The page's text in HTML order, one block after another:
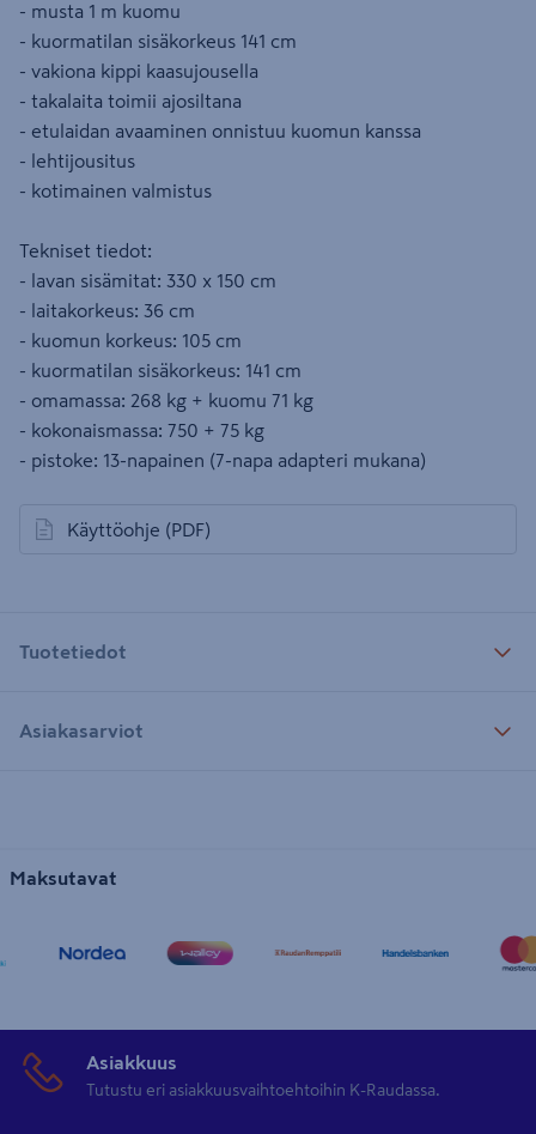
- musta 1 m kuomu
- kuormatilan sisäkorkeus 141 cm
- vakiona kippi kaasujousella
- takalaita toimii ajosiltana
- etulaidan avaaminen onnistuu kuomun kanssa
- lehtijousitus
- kotimainen valmistus
Tekniset tiedot:
- lavan sisämitat: 330 x 150 cm
- laitakorkeus: 36 cm
- kuomun korkeus: 105 cm
- kuormatilan sisäkorkeus: 141 cm
- omamassa: 268 kg + kuomu 71 kg
- kokonaismassa: 750 + 75 kg
- pistoke: 13-napainen (7-napa adapteri mukana)
Käyttöohje (PDF)
avautuu uuteen välilehteen
Tuotetiedot
Asiakasarviot
Maksutavat
Asiakkuus
Tutustu eri asiakkuusvaihtoehtoihin K-Raudassa.